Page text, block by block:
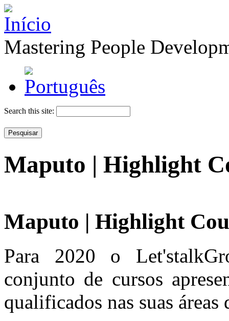
Mastering People
Search this site:
Maputo | Highlight
Maputo | Highlight
Para 2020 o
conjunto de cursos
qualificados nas suas áreas